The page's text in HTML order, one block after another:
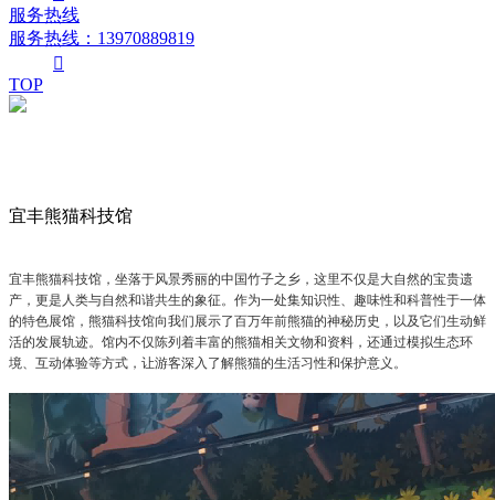
服务热线
服务热线：‭13970889819

TOP
宜丰熊猫科技馆
宜丰熊猫科技馆，坐落于风景秀丽的中国竹子之乡，这里不仅是大自然的宝贵遗
产，更是人类与自然和谐共生的象征。作为一处集知识性、趣味性和科普性于一体
的特色展馆，熊猫科技馆向我们展示了百万年前熊猫的神秘历史，以及它们生动鲜
活的发展轨迹。馆内不仅陈列着丰富的熊猫相关文物和资料，还通过模拟生态环
境、互动体验等方式，让游客深入了解熊猫的生活习性和保护意义。